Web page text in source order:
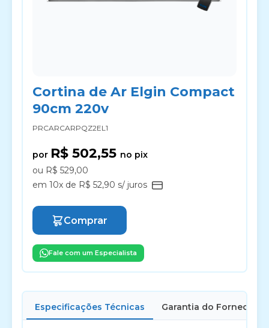
Cortina de Ar Elgin Compact
90cm 220v
PRCARCARPQZ2EL1
por R$ 502,55 no pix
ou R$ 529,00
em 10x de R$ 52,90 s/ juros
Comprar
Fale com um Especialista
Especificações Técnicas Garantia do Fornecedor